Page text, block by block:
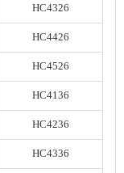
HC4326
HC4426
HC4526
HC4136
HC4236
HC4336